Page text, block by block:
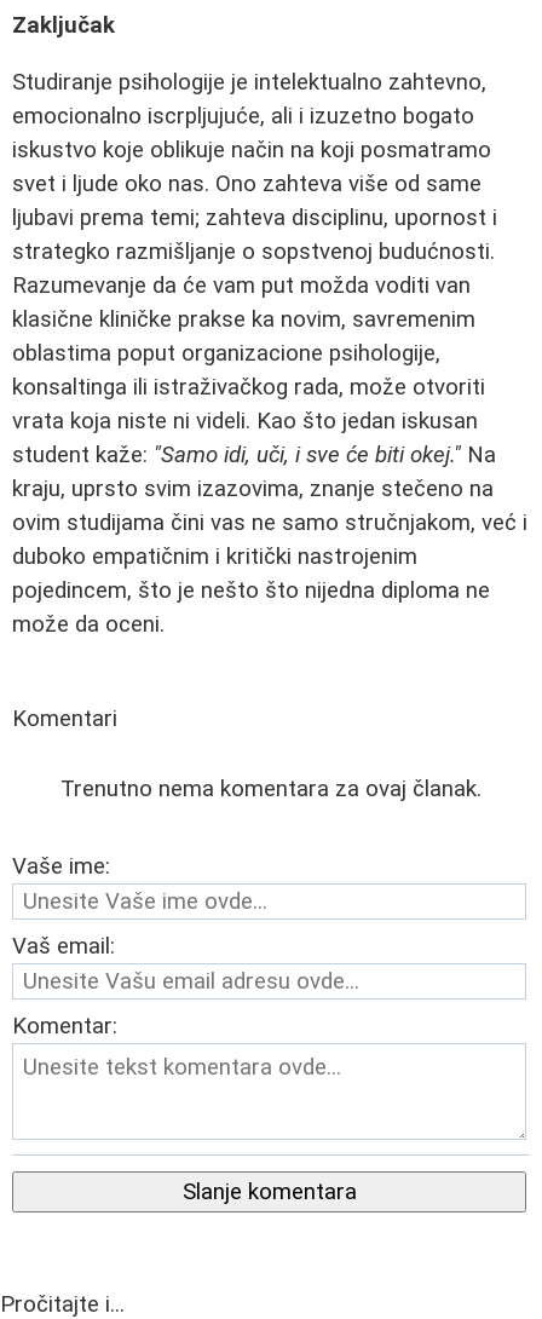
Zaključak
Studiranje psihologije je intelektualno zahtevno,
emocionalno iscrpljujuće, ali i izuzetno bogato
iskustvo koje oblikuje način na koji posmatramo
svet i ljude oko nas. Ono zahteva više od same
ljubavi prema temi; zahteva disciplinu, upornost i
strategko razmišljanje o sopstvenoj budućnosti.
Razumevanje da će vam put možda voditi van
klasične kliničke prakse ka novim, savremenim
oblastima poput organizacione psihologije,
konsaltinga ili istraživačkog rada, može otvoriti
vrata koja niste ni videli. Kao što jedan iskusan
student kaže: "Samo idi, uči, i sve će biti okej." Na
kraju, uprsto svim izazovima, znanje stečeno na
ovim studijama čini vas ne samo stručnjakom, već i
duboko empatičnim i kritički nastrojenim
pojedincem, što je nešto što nijedna diploma ne
može da oceni.
Komentari
Trenutno nema komentara za ovaj članak.
Vaše ime:
Vaš email:
Komentar:
Slanje komentara
Pročitajte i...